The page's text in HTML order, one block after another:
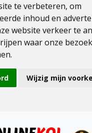
te verbeteren, om
inhoud en
website verkeer te
waar onze
Wijzig mijn